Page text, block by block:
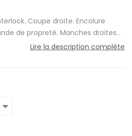
Coupe droite. Encolure
de propreté. Manches droites
aiguille au bas de manches et
Lire la description complète